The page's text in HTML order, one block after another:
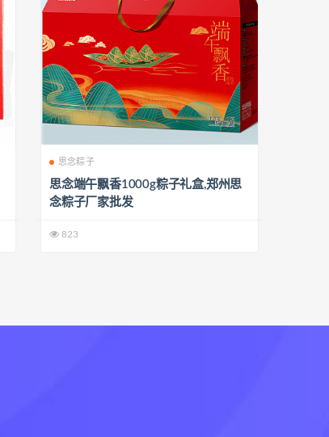
思念粽子
思念端午飘香1000g粽子礼盒,郑州思
念粽子厂家批发
823